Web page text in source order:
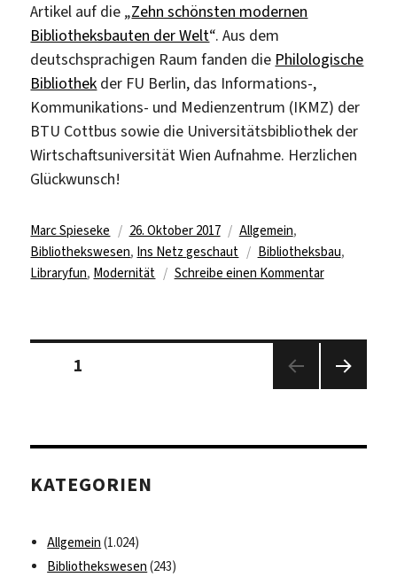
Artikel auf die „Zehn schönsten modernen
Bibliotheksbauten der Welt“. Aus dem
deutschsprachigen Raum fanden die Philologische
Bibliothek der FU Berlin, das Informations-,
Kommunikations- und Medienzentrum (IKMZ) der
BTU Cottbus sowie die Universitätsbibliothek der
Wirtschaftsuniversität Wien Aufnahme. Herzlichen
Glückwunsch!
Autor
Marc Spieseke
Veröffentlicht
am
26. Oktober 2017 Kategorien
Allgemein,
Bibliothekswesen, Ins Netz geschaut Schlagwörter
Bibliotheksbau,
Libraryfun, Modernität Schreibe einen Kommentarzu
Bibliotheken
Welt
Seitennummerierung
1
KATEGORIEN
Allgemein (1.024)
Bibliothekswesen (243)